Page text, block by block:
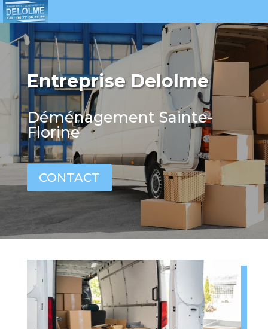
Entreprise Delolme
Déménagement Sainte-
Florine
CONTACT